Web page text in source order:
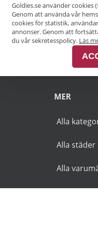
MER
Alla
Alla städer
Alla
Goldies.se använder
Genom att använda vår
cookies för statistik,
annonser. Genom att
du vår sekretesspolicy. Läs